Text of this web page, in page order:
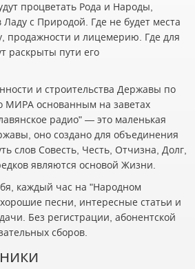
процветать Рода и Народы,
с Природой. Где не будет места
продажности и лицемерию. Где для
раскрыты пути его
и строительства Державы по
МИРА основанным на заветах
радио" — это маленькая
оно создано для объединения
слов Совесть, Честь, Отчизна, Долг,
являются основой Жизни.
каждый час на "Народном
песни, интересные статьи и
Без регистрации, абонентской
сборов.